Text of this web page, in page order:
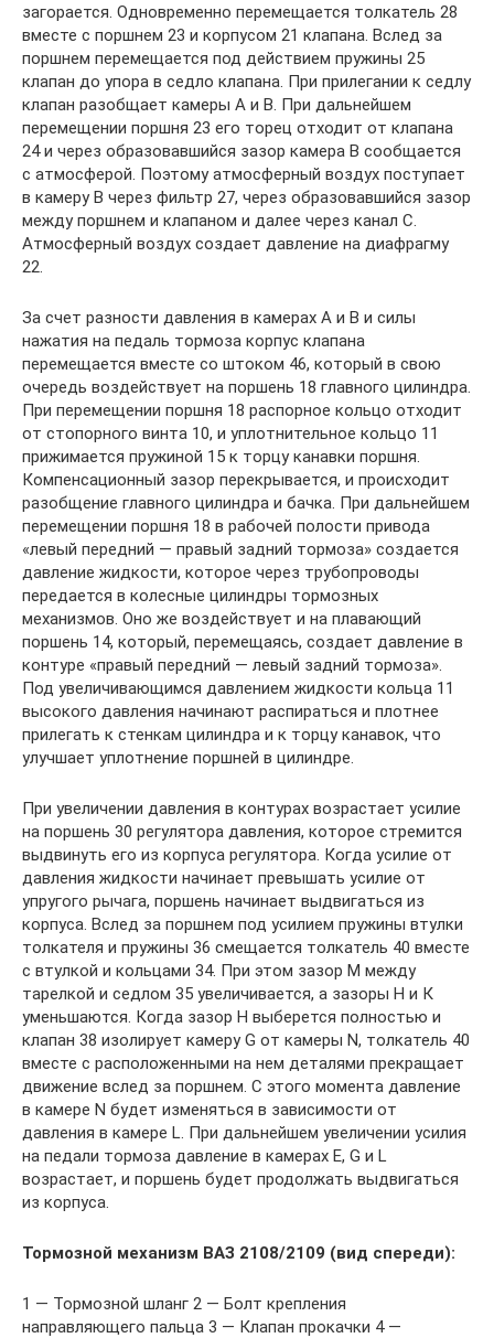
загорается. Одновременно перемещается толкатель 28
вместе с поршнем 23 и корпусом 21 клапана. Вслед за
поршнем перемещается под действием пружины 25
клапан до упора в седло клапана. При прилегании к седлу
клапан разобщает камеры А и В. При дальнейшем
перемещении поршня 23 его торец отходит от клапана
24 и через образовавшийся зазор камера В сообщается
с атмосферой. Поэтому атмосферный воздух поступает
в камеру В через фильтр 27, через образовавшийся зазор
между поршнем и клапаном и далее через канал С.
Атмосферный воздух создает давление на диафрагму
22.
За счет разности давления в камерах А и В и силы
нажатия на педаль тормоза корпус клапана
перемещается вместе со штоком 46, который в свою
очередь воздействует на поршень 18 главного цилиндра.
При перемещении поршня 18 распорное кольцо отходит
от стопорного винта 10, и уплотнительное кольцо 11
прижимается пружиной 15 к торцу канавки поршня.
Компенсационный зазор перекрывается, и происходит
разобщение главного цилиндра и бачка. При дальнейшем
перемещении поршня 18 в рабочей полости привода
«левый передний — правый задний тормоза» создается
давление жидкости, которое через трубопроводы
передается в колесные цилиндры тормозных
механизмов. Оно же воздействует и на плавающий
поршень 14, который, перемещаясь, создает давление в
контуре «правый передний — левый задний тормоза».
Под увеличивающимся давлением жидкости кольца 11
высокого давления начинают распираться и плотнее
прилегать к стенкам цилиндра и к торцу канавок, что
улучшает уплотнение поршней в цилиндре.
При увеличении давления в контурах возрастает усилие
на поршень 30 регулятора давления, которое стремится
выдвинуть его из корпуса регулятора. Когда усилие от
давления жидкости начинает превышать усилие от
упругого рычага, поршень начинает выдвигаться из
корпуса. Вслед за поршнем под усилием пружины втулки
толкателя и пружины 36 смещается толкатель 40 вместе
с втулкой и кольцами 34. При этом зазор М между
тарелкой и седлом 35 увеличивается, а зазоры Н и К
уменьшаются. Когда зазор Н выберется полностью и
клапан 38 изолирует камеру G от камеры N, толкатель 40
вместе с расположенными на нем деталями прекращает
движение вслед за поршнем. С этого момента давление
в камере N будет изменяться в зависимости от
давления в камере L. При дальнейшем увеличении усилия
на педали тормоза давление в камерах Е, G и L
возрастает, и поршень будет продолжать выдвигаться
из корпуса.
Тормозной механизм ВАЗ 2108/2109 (вид спереди):
1 — Тормозной шланг 2 — Болт крепления
направляющего пальца 3 — Клапан прокачки 4 —